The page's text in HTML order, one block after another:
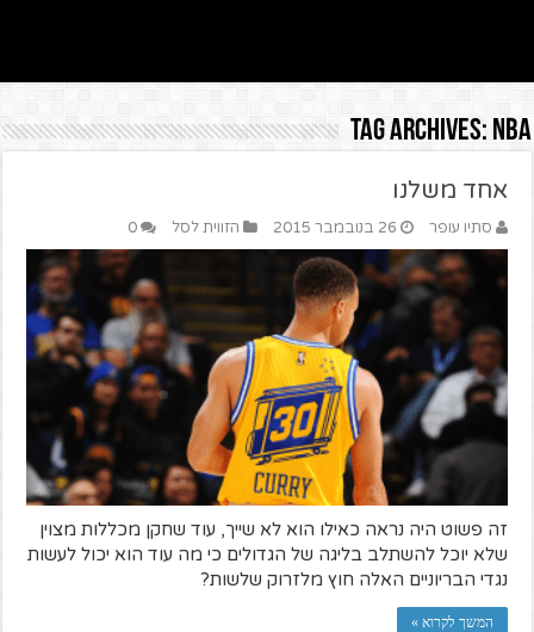
Tag Archives: NBA
אחד משלנו
סתיו עופר 26 בנובמבר 2015 הזווית לסל 0
זה פשוט היה נראה כאילו הוא לא שייך, עוד שחקן מכללות מצוין
שלא יוכל להשתלב בליגה של הגדולים כי מה עוד הוא יכול לעשות
נגדי הבריוניים האלה חוץ מלזרוק שלשות?
המשך לקרוא »